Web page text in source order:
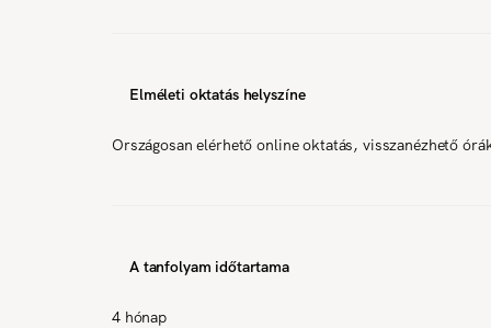
Elméleti oktatás helyszíne
Országosan elérhető online oktatás, visszanézhető
A tanfolyam időtartama
4 hónap